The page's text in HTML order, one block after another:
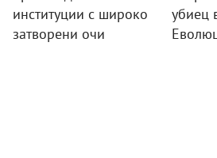
институции с широко
затворени очи
убиец